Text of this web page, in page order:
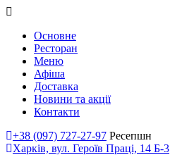
Основне
Ресторан
Меню
Афіша
Доставка
Новини та акції
Контакти
+38 (097) 727-27-97 Ресепшн
Харків, вул. Героїв Праці, 14 Б-3